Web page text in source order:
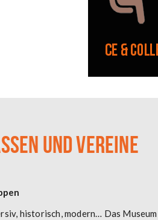
UND VEREINE
historisch, modern… Das